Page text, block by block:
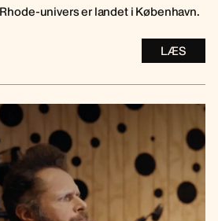
univers er landet i København.
LÆS